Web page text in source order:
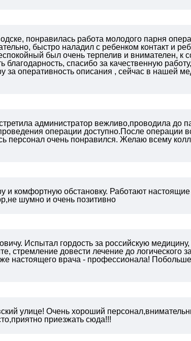
понравилась работа молодого парня
быстро наладил с ребенком контакт и
был очень терпелив и внимателен, к
спасибо за качественную работу,
за оперативность описания , сейчас в нашей
администратор вежливо,проводила до
операции доступно.После операции
очень понравился. Желаю всему
и комфортную обстановку. Работают
шумно и очень позитивно
Испытал гордость за российскую медицину,
стремление довести лечение до логического
настоящего врача - профессионала!
улице! Очень хороший
приезжать сюда!!!